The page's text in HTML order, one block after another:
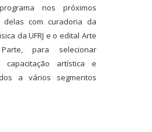
nos próximos
delas com curadoria da
da UFRJ e o edital Arte
para selecionar
capacitação artística e
a vários segmentos